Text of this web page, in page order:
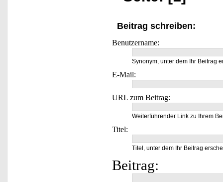
Beitrag schreiben:
Benutzername:
Synonym, unter dem Ihr Beitrag
E-Mail:
URL zum Beitrag:
Weiterführender Link zu Ihrem
Titel:
Titel, unter dem Ihr Beitrag
Beitrag: